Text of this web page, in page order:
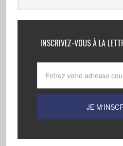
INSCRIVEZ-VOUS À LA